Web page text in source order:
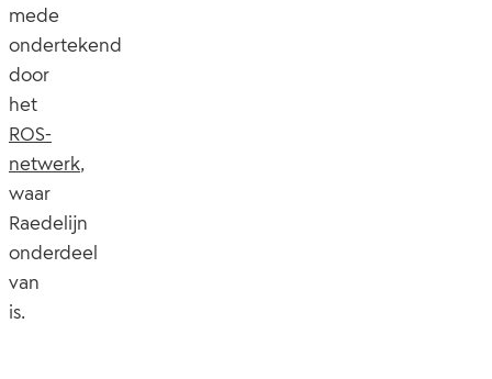
mede
ondertekend
door
het
ROS-
netwerk,
waar
Raedelijn
onderdeel
van
is.